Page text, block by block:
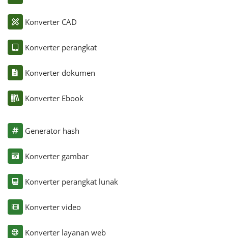
Konverter CAD
Konverter perangkat
Konverter dokumen
Konverter Ebook
Generator hash
Konverter gambar
Konverter perangkat lunak
Konverter video
Konverter layanan web